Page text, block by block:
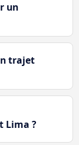
un
trajet
Lima ?